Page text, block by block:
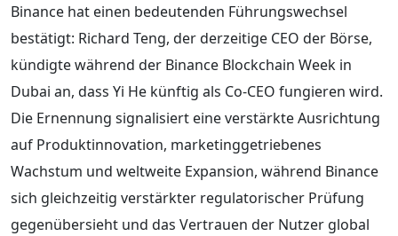
Binance hat einen bedeutenden Führungswechsel
bestätigt: Richard Teng, der derzeitige CEO der Börse,
kündigte während der Binance Blockchain Week in
Dubai an, dass Yi He künftig als Co-CEO fungieren wird.
Die Ernennung signalisiert eine verstärkte Ausrichtung
auf Produktinnovation, marketinggetriebenes
Wachstum und weltweite Expansion, während Binance
sich gleichzeitig verstärkter regulatorischer Prüfung
gegenübersieht und das Vertrauen der Nutzer global